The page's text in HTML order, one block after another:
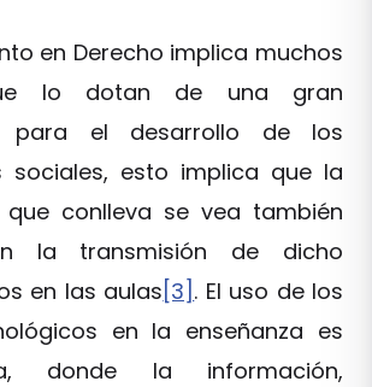
en Derecho implica muchos
lo dotan de una gran
para el desarrollo de los
sociales, esto implica que la
que conlleva se vea también
la transmisión de dicho
en las aulas [3] . El uso de los
en la enseñanza es
donde la información,